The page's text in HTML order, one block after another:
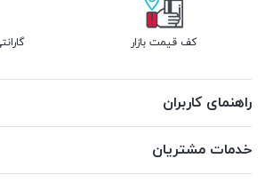
کف قیمت بازار
راهنمای کاربران
خدمات مشتریان